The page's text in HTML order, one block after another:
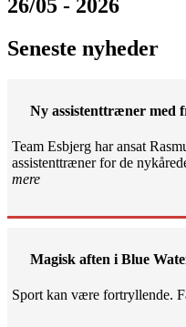
26/05 - 2026
Seneste nyheder
Ny assistenttræner med
Team Esbjerg har ansat
assistenttræner for de
mere
Magisk aften i Blue
Sport kan være fortryllende.